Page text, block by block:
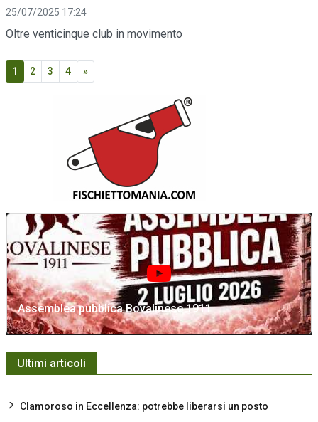
25/07/2025 17:24
Oltre venticinque club in movimento
1 2 3 4 »
Assemblea pubblica Bovalinese 1911
Ultimi articoli
Clamoroso in Eccellenza: potrebbe liberarsi un posto